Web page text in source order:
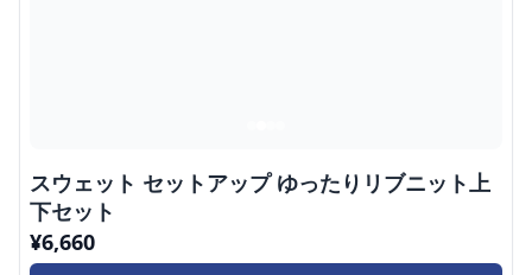
スウェット セットアップ ゆったりリブニット上
下セット
¥6,660